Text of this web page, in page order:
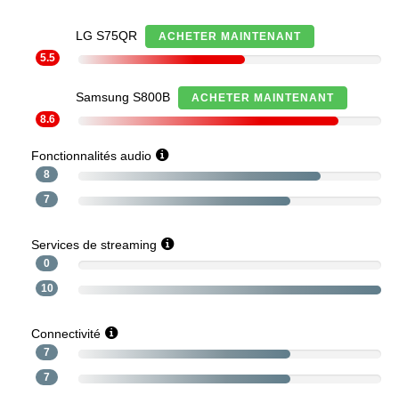
LG S75QR
ACHETER MAINTENANT
5.5
Samsung S800B
ACHETER MAINTENANT
8.6
Fonctionnalités audio
8
7
Services de streaming
0
10
Connectivité
7
7